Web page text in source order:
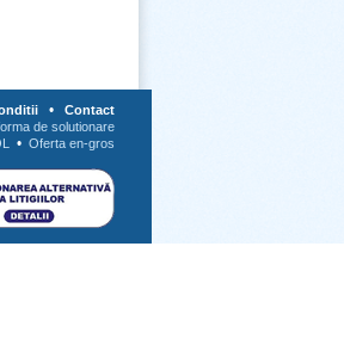
• Contact
de solutionare
• Oferta en-gros